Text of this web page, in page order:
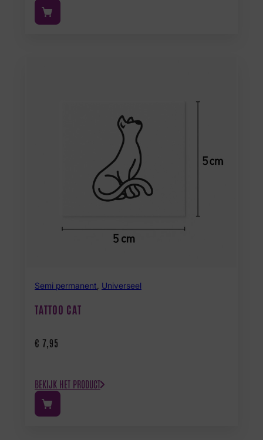
Semi permanent Universeel
TATTOO CAT
€ 7,95
BEKIJK HET PRODUCT